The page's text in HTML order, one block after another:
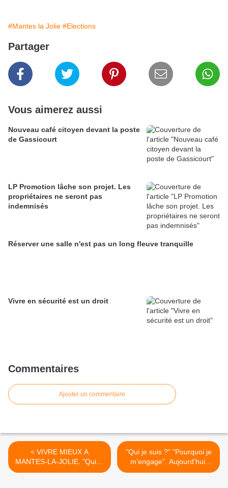
#Mantes la Jolie #Elections
Partager
Vous aimerez aussi
Nouveau café citoyen devant la poste
de Gassicourt
LP Promotion lâche son projet. Les
propriétaires ne seront pas
indemnisés
Réserver une salle n'est pas un long fleuve tranquille
Vivre en sécurité est un droit
Commentaires
Ajouter un commentaire
< VIVRE MIEUX A
MANTES-LA-JOLIE. "Qui je
suis ?" "Pourquoi je
"Qui je suis ?" "Pourquoi je
m'engage". Aujourd'hui:
Brigitte MASALA. >